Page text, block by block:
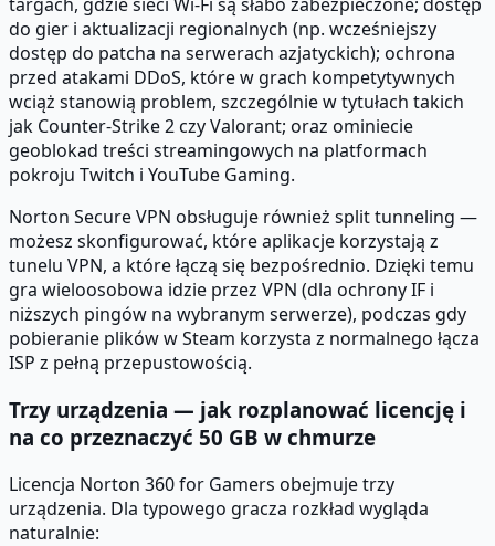
do gier i aktualizacji regionalnych (np. wcześniejszy
dostęp do patcha na serwerach azjatyckich); ochrona
przed atakami DDoS, które w grach kompetytywnych
wciąż stanowią problem, szczególnie w tytułach takich
jak Counter-Strike 2 czy Valorant; oraz ominiecie
geoblokad treści streamingowych na platformach
pokroju Twitch i YouTube Gaming.
Norton Secure VPN obsługuje również split tunneling —
możesz skonfigurować, które aplikacje korzystają z
tunelu VPN, a które łączą się bezpośrednio. Dzięki temu
gra wieloosobowa idzie przez VPN (dla ochrony IF i
niższych pingów na wybranym serwerze), podczas gdy
pobieranie plików w Steam korzysta z normalnego łącza
ISP z pełną przepustowością.
Trzy urządzenia — jak rozplanować licencję i
na co przeznaczyć 50 GB w chmurze
Licencja Norton 360 for Gamers obejmuje trzy
urządzenia. Dla typowego gracza rozkład wygląda
naturalnie: